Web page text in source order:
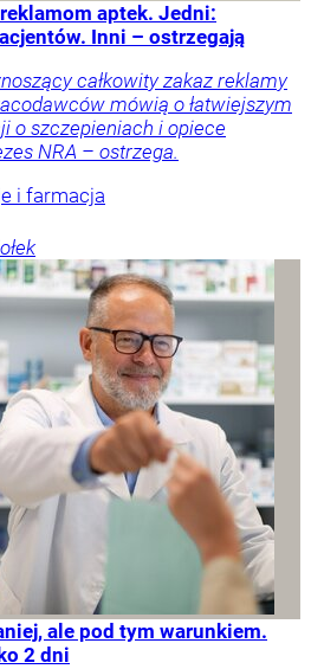
aptek. Jedni:
Inni – ostrzegają
całkowity zakaz reklamy
mówią o łatwiejszym
o szczepieniach i opiece
NRA – ostrzega.
i farmacja
ale pod tym warunkiem.
2 dni